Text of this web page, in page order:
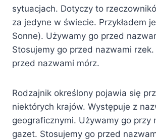
sytuacjach. Dotyczy to
za jedyne w świecie. Przykładem
Sonne). Używamy go przed
Stosujemy go przed nazwami
przed nazwami mórz.
Rodzajnik określony pojawia się
niektórych krajów. Występuje z
geograficznymi. Używamy go przy
gazet. Stosujemy go przed